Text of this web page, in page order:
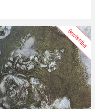
Bestseller